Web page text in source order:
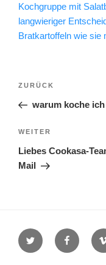
Kochgruppe mit
langwieriger
Bratkartoffeln wie sie
Vorheriger
Beitrag
ZURÜCK
warum koche ich
Nächster
Beitrag
WEITER
Liebes Cookasa-
Mail
Twitter Facebook